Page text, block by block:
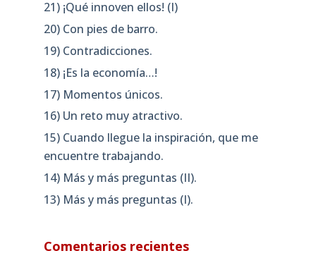
21) ¡Qué innoven ellos! (I)
20) Con pies de barro.
19) Contradicciones.
18) ¡Es la economía…!
17) Momentos únicos.
16) Un reto muy atractivo.
15) Cuando llegue la inspiración, que me
encuentre trabajando.
14) Más y más preguntas (II).
13) Más y más preguntas (I).
Comentarios recientes